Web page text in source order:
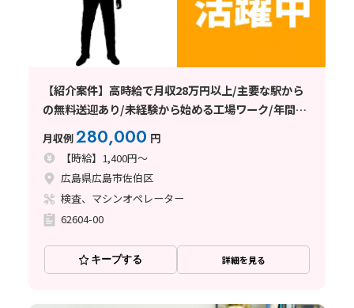
【紹介案件】高時給で月収28万円以上/主要な駅から
の無料送迎あり/未経験から始める工場ワーク/年間休
日120日以上
月収例280,000 円
【時給】1,400円～
広島県広島市佐伯区
検査、マシンオペレーター
62604-00
キープする 詳細を見る